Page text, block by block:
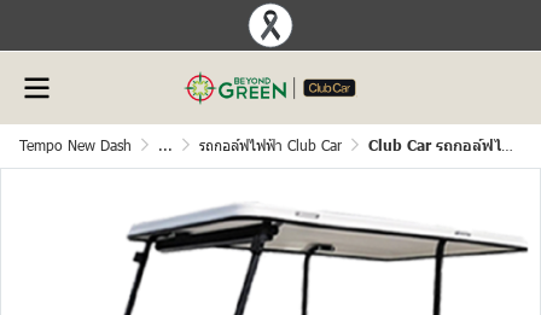
Tempo New Dash ... รถกอล์ฟไฟฟ้า Club Car Club Car รถกอล์ฟไฟฟ้า รุ่น Tempo 4 Seater